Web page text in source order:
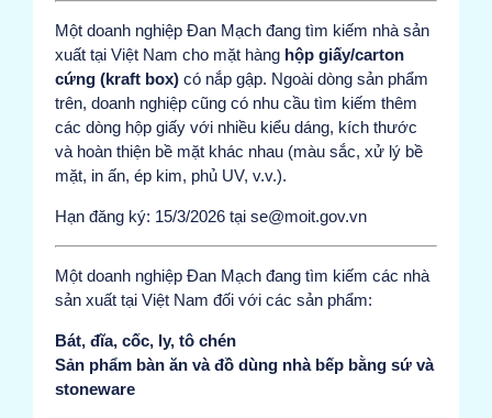
Một doanh nghiệp Đan Mạch đang tìm kiếm nhà sản
xuất tại Việt Nam cho mặt hàng hộp giấy/carton
cứng (kraft box) có nắp gập. Ngoài dòng sản phẩm
trên, doanh nghiệp cũng có nhu cầu tìm kiếm thêm
các dòng hộp giấy với nhiều kiểu dáng, kích thước
và hoàn thiện bề mặt khác nhau (màu sắc, xử lý bề
mặt, in ấn, ép kim, phủ UV, v.v.).
Hạn đăng ký: 15/3/2026 tại se@moit.gov.vn
Một doanh nghiệp Đan Mạch đang tìm kiếm các nhà
sản xuất tại Việt Nam đối với các sản phẩm:
Bát, đĩa, cốc, ly, tô chén
Sản phẩm bàn ăn và đồ dùng nhà bếp bằng sứ và
stoneware